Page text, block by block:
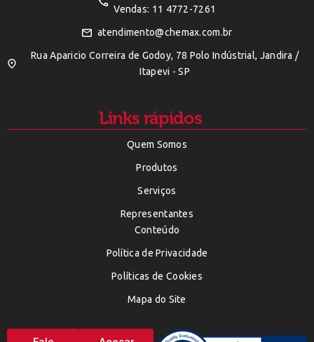
Vendas: 11 4772-7261
atendimento@chemax.com.br
Rua Aparicio Correira de Godoy, 78 Polo Indústrial, Jandira /
Itapevi - SP
Links rápidos
Quem Somos
Produtos
Serviços
Representantes
Conteúdo
Política de Privacidade
Políticas de Cookies
Mapa do Site